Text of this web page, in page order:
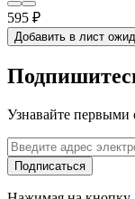
595 ₽
Добавить в лист
Узнавайте первыми
Подписаться